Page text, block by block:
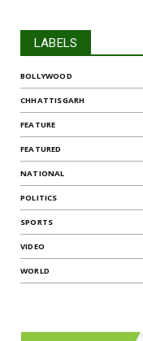
LABELS
BOLLYWOOD
CHHATTISGARH
FEATURE
FEATURED
NATIONAL
POLITICS
SPORTS
VIDEO
WORLD